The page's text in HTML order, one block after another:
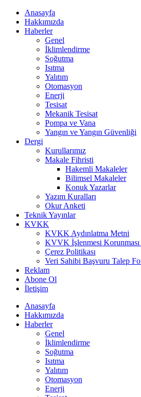
Anasayfa
Hakkımızda
Haberler
Genel
İklimlendirme
Soğutma
Isıtma
Yalıtım
Otomasyon
Enerji
Tesisat
Mekanik Tesisat
Pompa ve Vana
Yangın ve Yangın Güvenliği
Dergi
Kurullarımız
Makale Fihristi
Hakemli Makaleler
Bilimsel Makaleler
Konuk Yazarlar
Yazım Kuralları
Okur Anketi
Teknik Yayınlar
KVKK
KVKK Aydınlatma Metni
KVVK İşlenmesi Korunması
Çerez Politikası
Veri Sahibi Başvuru Talep
Reklam
Abone Ol
İletişim
Anasayfa
Hakkımızda
Haberler
Genel
İklimlendirme
Soğutma
Isıtma
Yalıtım
Otomasyon
Enerji